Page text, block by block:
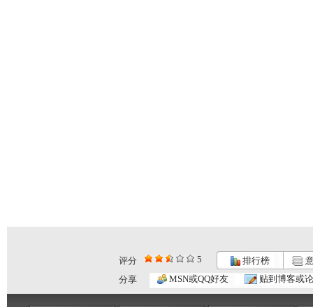
评分 5 排行榜
分享
MSN或QQ好友 贴到博客或